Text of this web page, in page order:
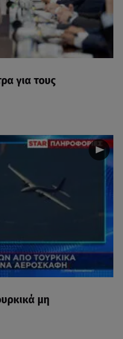
για τους
μη